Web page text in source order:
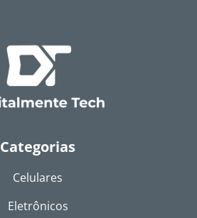
Categorias
Celulares
Eletrônicos